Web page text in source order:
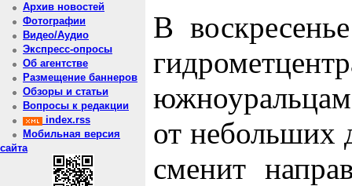
Архив новостей
Фотографии
Видео/Аудио
Экспресс-опросы
Об агентстве
Размещение баннеров
Обзоры и статьи
Вопросы к редакции
index.rss
Мобильная версия
сайта
В
от небольших
сменит